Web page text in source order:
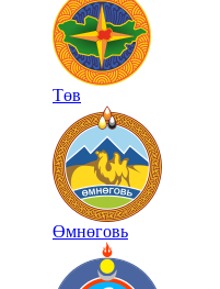
Төв
Өмнөговь